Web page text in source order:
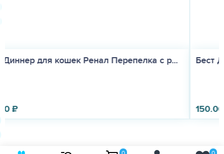
Бест Диннер для кошек Гастро Дичь (Best D...
150.00